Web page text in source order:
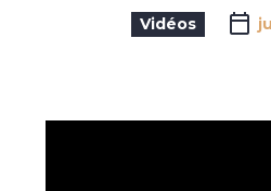
Vidéos